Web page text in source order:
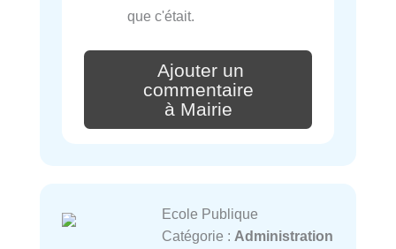
que c'était.
Ajouter un
commentaire
à Mairie
Ecole Publique
Catégorie : Administration